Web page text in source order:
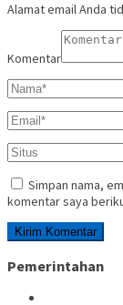
Alamat email Anda
Komentar
Simpan nama,
komentar saya
Pemerintahan